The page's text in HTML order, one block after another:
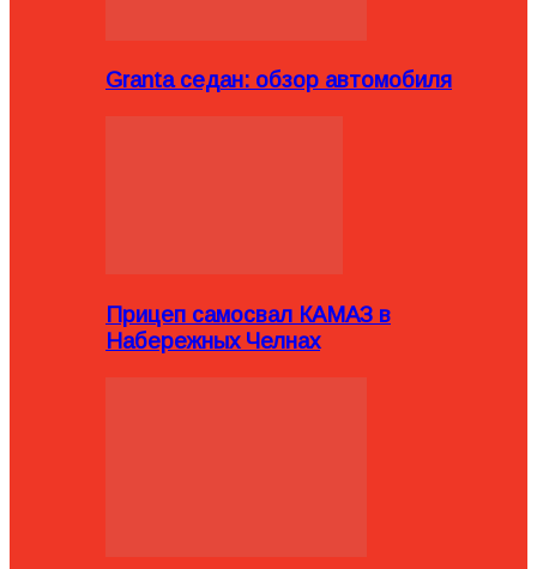
Granta седан: обзор автомобиля
Прицеп самосвал КАМАЗ в
Набережных Челнах